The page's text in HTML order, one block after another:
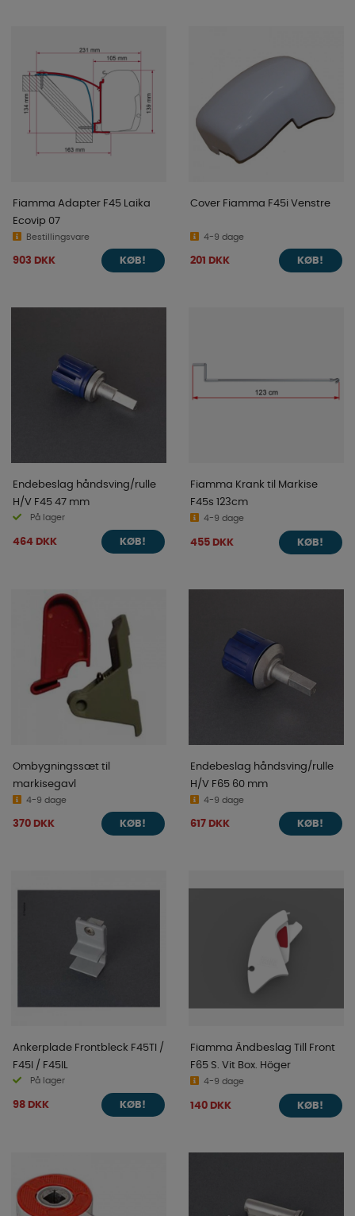
Fiamma Adapter F45 Laika
Ecovip 07
Bestillingsvare
903 DKK KØB!
Cover Fiamma F45i Venstre
4-9 dage
201 DKK KØB!
Endebeslag håndsving/rulle
H/V F45 47 mm
På lager
464 DKK KØB!
Fiamma Krank til Markise
F45s 123cm
4-9 dage
455 DKK KØB!
Ombygningssæt til
markisegavl
4-9 dage
370 DKK KØB!
Endebeslag håndsving/rulle
H/V F65 60 mm
4-9 dage
617 DKK KØB!
Ankerplade Frontbleck F45TI /
F45I / F45IL
På lager
98 DKK KØB!
Fiamma Ändbeslag Till Front
F65 S. Vit Box. Höger
4-9 dage
140 DKK KØB!